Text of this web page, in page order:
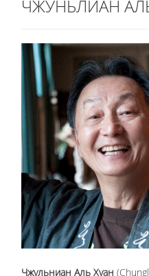
ЧЖУНЬЛИАН
Чжульниан Аль Хуан